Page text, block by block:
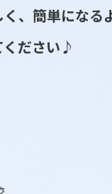
、簡単になる
ください♪